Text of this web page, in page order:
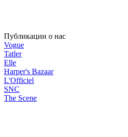
Публикации о нас
Vogue
Tatler
Elle
Harper's Bazaar
L'Officiel
SNC
The Scene